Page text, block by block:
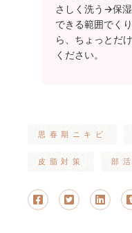
さしく洗う→保湿
できる範囲でく
ら、ちょっとだ
ください。
思春期ニキビ
皮脂対策 部